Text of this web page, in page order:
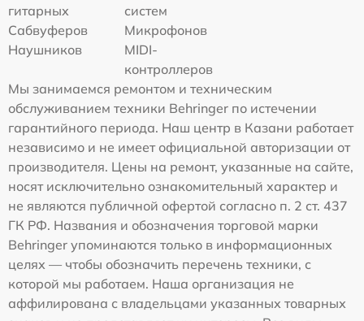
гитарных
систем
Сабвуферов
Микрофонов
Наушников
MIDI-
контроллеров
Мы занимаемся ремонтом и техническим
обслуживанием техники Behringer по истечении
гарантийного периода. Наш центр в Казани работает
независимо и не имеет официальной авторизации от
производителя. Цены на ремонт, указанные на сайте,
носят исключительно ознакомительный характер и
не являются публичной офертой согласно п. 2 ст. 437
ГК РФ. Названия и обозначения торговой марки
Behringer упоминаются только в информационных
целях — чтобы обозначить перечень техники, с
которой мы работаем. Наша организация не
аффилирована с владельцами указанных товарных